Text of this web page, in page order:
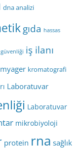
dna analizi
gıda hassas
güvenliği iş ilanı
kromatografi
Laboratuvar
Laboratuvar
mikrobiyoloji
protein rna sağlık